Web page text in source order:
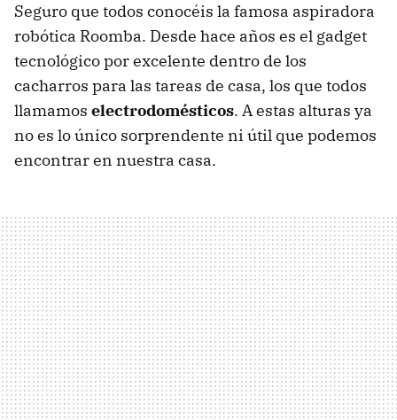
Seguro que todos conocéis la famosa aspiradora
robótica Roomba. Desde hace años es el gadget
tecnológico por excelente dentro de los
cacharros para las tareas de casa, los que todos
llamamos electrodomésticos. A estas alturas ya
no es lo único sorprendente ni útil que podemos
encontrar en nuestra casa.